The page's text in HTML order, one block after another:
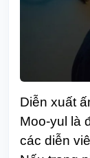
Diễn xuất
Moo-yul là
các diễn